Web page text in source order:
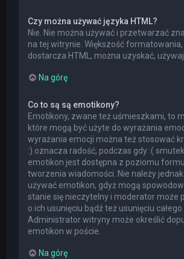
Czy można używać języka HTML?
Nie. Nie można używać i przetwarzać
na tej witrynie. Większość
dostarcza HTML, można uzyskać,
Na górę
Co to są są emotikony?
Emotikony, zwane też uśmieszkami, to
które mogą być użyte do wyrażania
wyrażania emocji można też stosować
:) oznacza radość, podczas gdy :(
emotikon jest dostępna z poziomu
tworzenia wiadomości. Nie należy
używać emotikon, gdyż mogą
stanie się nieczytelny i moderator może
o ich usunięciu bądź też usunięciu
Administrator witryny może określić
emotikon w poście.
Na górę